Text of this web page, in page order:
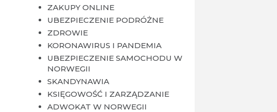
ZAKUPY ONLINE
UBEZPIECZENIE PODRÓŻNE
ZDROWIE
KORONAWIRUS I PANDEMIA
UBEZPIECZENIE SAMOCHODU W
NORWEGII
SKANDYNAWIA
KSIĘGOWOŚĆ I ZARZĄDZANIE
ADWOKAT W NORWEGII